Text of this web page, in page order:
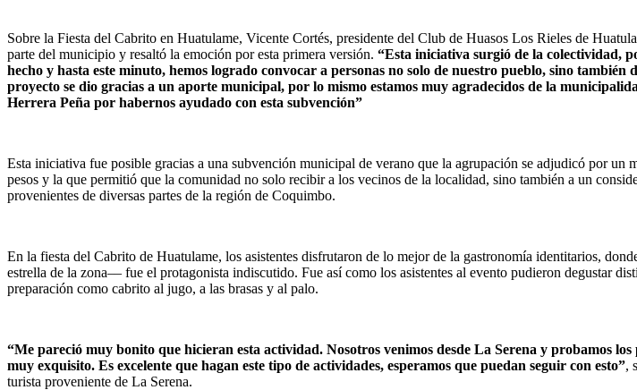
Sobre la Fiesta del Cabrito en Huatulame, Vicente Cortés, presidente del Club de Huasos Los Rieles de
parte del municipio y resaltó la emoción por esta primera versión. “Esta iniciativa surgió de la colectividad,
hecho y hasta este minuto, hemos logrado convocar a personas no solo de nuestro pueblo, sino también
proyecto se dio gracias a un aporte municipal, por lo mismo estamos muy agradecidos de la
Herrera Peña por habernos ayudado con esta subvención”
Esta iniciativa fue posible gracias a una subvención municipal de verano que la agrupación se adjudicó por un
pesos y la que permitió que la comunidad no solo recibir a los vecinos de la localidad, sino también a un
provenientes de diversas partes de la región de Coquimbo.
En la fiesta del Cabrito de Huatulame, los asistentes disfrutaron de lo mejor de la gastronomía identitarios,
estrella de la zona–– fue el protagonista indiscutido. Fue así como los asistentes al evento pudieron degustar
preparación como cabrito al jugo, a las brasas y al palo.
“Me pareció muy bonito que hicieran esta actividad. Nosotros venimos desde La Serena y probamos los
muy exquisito. Es excelente que hagan este tipo de actividades, esperamos que puedan seguir con esto”,
turista proveniente de La Serena.